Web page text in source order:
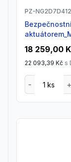
PZ-
Bezpečnostní spínač (el. magn./RFID) s
18 259,00
22 093,39 Kč s